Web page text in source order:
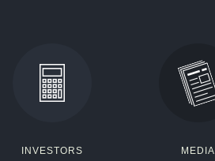
INVESTORS MEDIA